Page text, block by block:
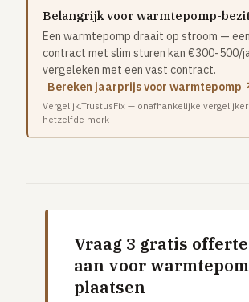
Zonnepanelen installeren
Spouwmuur isoleren
ELEKTRA
Groepenkast vervangen
Elektra uitbreiden
GRATIS TOOLS
Eerlijke-prijs-checker
Belangrijk voor warmtepomp-
Een warmtepomp draait op stroom —
contract met slim sturen kan €300-500/
vergeleken met een vast contract.
Bereken jaarprijs voor warmtepomp
Vergelijk.TrustusFix — onafhankelijke
hetzelfde merk
Vraag 3 gratis
aan voor
plaatsen